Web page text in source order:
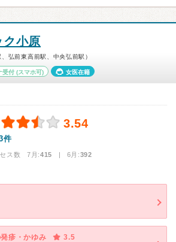
ク小原
弘前東高前駅、中央弘前駅）
受付(スマホ可) 女医在籍
3.54
件
ス数 7月:415 | 6月:392
疹・かゆみ
3.5